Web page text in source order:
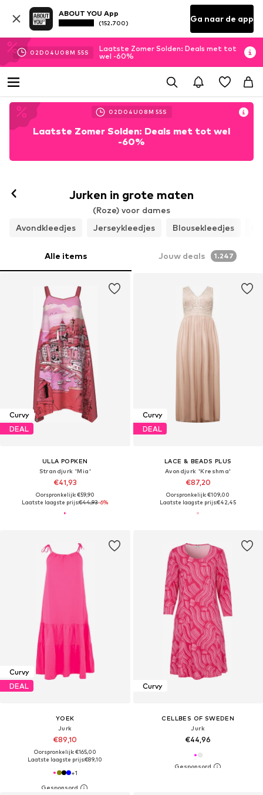
ABOUT YOU App
(152.700) Ga naar de app
02D 04U 08M 54S
Laatste Zomer Solden: Deals met tot
wel -60%
02D 04U 08M 54S
Laatste Zomer Solden: Deals met tot wel
-60%
Jurken in grote maten
(Roze) voor dames
Avondkleedjes
Jerseykleedjes Blousekleedjes
Alle items Jouw deals 1.247
Curvy
DEAL
ULLA POPKEN
Strandjurk 'Mia'
€41,93
Oorspronkelijk: €59,90
Laatste laagste prijs:€44,93-6%
Curvy
DEAL
LACE & BEADS PLUS
Avondjurk 'Kreshma'
€87,20
Oorspronkelijk: €109,00
Laatste laagste prijs:€42,45
Curvy
DEAL
YOEK
Jurk
€89,10
Oorspronkelijk: €165,00
Laatste laagste prijs:€89,10
+1
Curvy
CELLBES OF SWEDEN
Jurk
€44,96